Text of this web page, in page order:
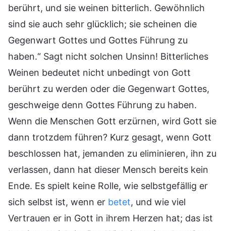
berührt, und sie weinen bitterlich. Gewöhnlich
sind sie auch sehr glücklich; sie scheinen die
Gegenwart Gottes und Gottes Führung zu
haben.“ Sagt nicht solchen Unsinn! Bitterliches
Weinen bedeutet nicht unbedingt von Gott
berührt zu werden oder die Gegenwart Gottes,
geschweige denn Gottes Führung zu haben.
Wenn die Menschen Gott erzürnen, wird Gott sie
dann trotzdem führen? Kurz gesagt, wenn Gott
beschlossen hat, jemanden zu eliminieren, ihn zu
verlassen, dann hat dieser Mensch bereits kein
Ende. Es spielt keine Rolle, wie selbstgefällig er
sich selbst ist, wenn er betet, und wie viel
Vertrauen er in Gott in ihrem Herzen hat; das ist